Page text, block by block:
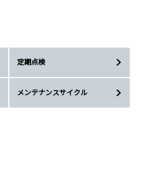
定期点検
メンテナンスサイクル